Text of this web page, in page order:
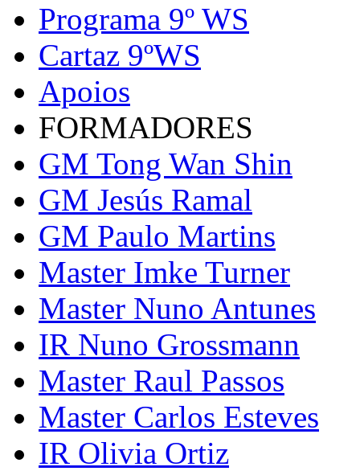
Programa 9º WS
Cartaz 9ºWS
Apoios
FORMADORES
GM Tong Wan Shin
GM Jesús Ramal
GM Paulo Martins
Master Imke Turner
Master Nuno Antunes
IR Nuno Grossmann
Master Raul Passos
Master Carlos Esteves
IR Olivia Ortiz